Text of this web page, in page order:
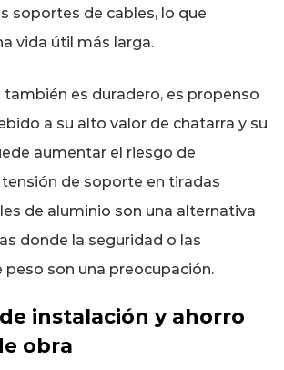
soportes de cables, lo que
vida útil más larga.
también es duradero, es propenso
a su alto valor de chatarra y su
aumentar el riesgo de
de soporte en tiradas
de aluminio son una alternativa
donde la seguridad o las
peso son una preocupación.
instalación y ahorro
obra